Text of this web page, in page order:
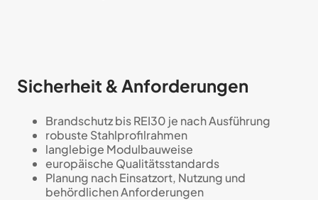
Sicherheit & Anforderungen
Brandschutz bis REI30 je nach Ausführung
robuste Stahlprofilrahmen
langlebige Modulbauweise
europäische Qualitätsstandards
Planung nach Einsatzort, Nutzung und
behördlichen Anforderungen